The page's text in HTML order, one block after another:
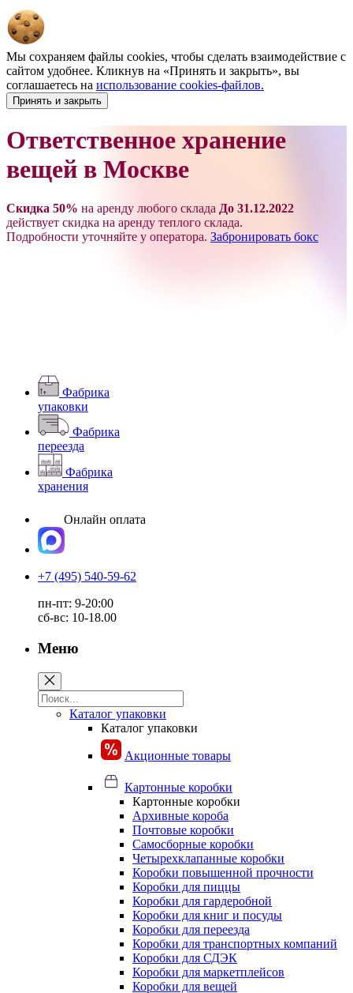
Мы сохраняем файлы cookies, чтобы сделать взаимодействие с
сайтом удобнее. Кликнув на «Принять и закрыть», вы
соглашаетесь на использование cookies-файлов.
Принять и закрыть
Ответственное хранение
вещей в Москве
Скидка 50% на аренду любого склада До 31.12.2022
действует скидка на аренду теплого склада.
Подробности уточняйте у оператора. Забронировать бокс
Фабрика
упаковки
Фабрика
переезда
Фабрика
хранения
Онлайн оплата
+7 (495) 540-59-62
пн-пт: 9-20:00
сб-вс: 10-18.00
Меню
Каталог упаковки
Каталог упаковки
Акционные товары
Картонные коробки
Картонные коробки
Архивные короба
Почтовые коробки
Самосборные коробки
Четырехклапанные коробки
Коробки повышенной прочности
Коробки для пиццы
Коробки для гардеробной
Коробки для книг и посуды
Коробки для переезда
Коробки для транспортных компаний
Коробки для СДЭК
Коробки для маркетплейсов
Коробки для вещей